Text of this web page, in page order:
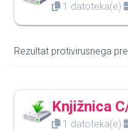
1 datoteka(e)
Rezultat protivirusnega
Knjižnica
1 datoteka(e)